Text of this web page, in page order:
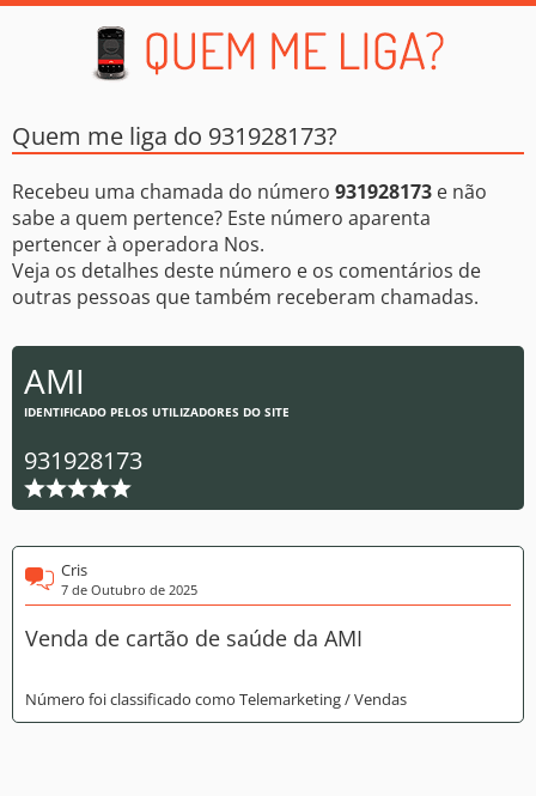
Quem me liga do 931928173?
Recebeu uma chamada do número 931928173 e não
sabe a quem pertence? Este número aparenta
pertencer à operadora Nos.
Veja os detalhes deste número e os comentários de
outras pessoas que também receberam chamadas.
AMI
IDENTIFICADO PELOS UTILIZADORES DO SITE
931928173
Cris
7 de Outubro de 2025
Venda de cartão de saúde da AMI
Número foi classificado como Telemarketing / Vendas